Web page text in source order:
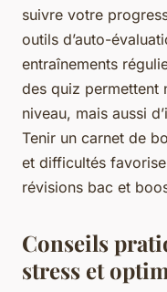
suivre votre
outils d’auto-
entraînements
des quiz permettent
niveau, mais aussi
Tenir un carnet de
et difficultés
révisions bac et
Conseils
stress et